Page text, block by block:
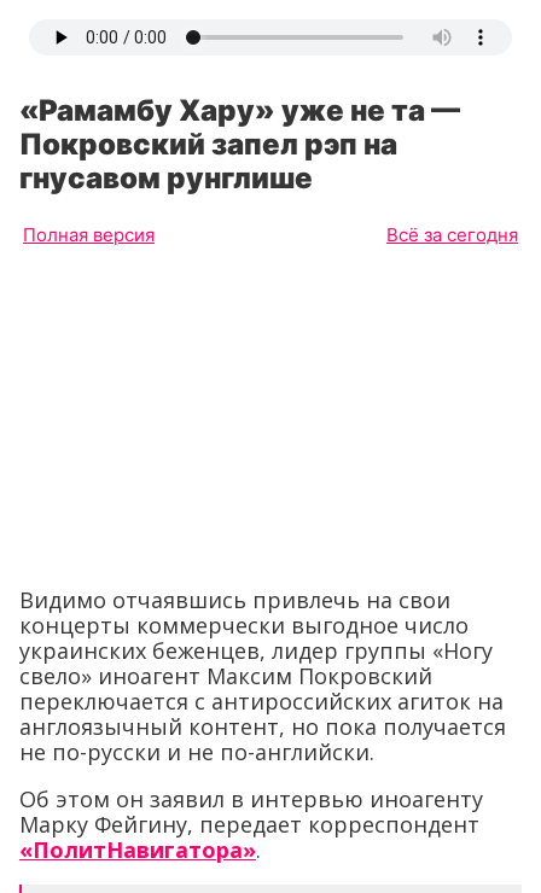
«Рамамбу Хару» уже не та —
Покровский запел рэп на
гнусавом рунглише
Полная версия Всё за сегодня
Видимо отчаявшись привлечь на свои
концерты коммерчески выгодное число
украинских беженцев, лидер группы «Ногу
свело» иноагент Максим Покровский
переключается с антироссийских агиток на
англоязычный контент, но пока получается
не по-русски и не по-английски.
Об этом он заявил в интервью иноагенту
Марку Фейгину, передает корреспондент
«ПолитНавигатора».